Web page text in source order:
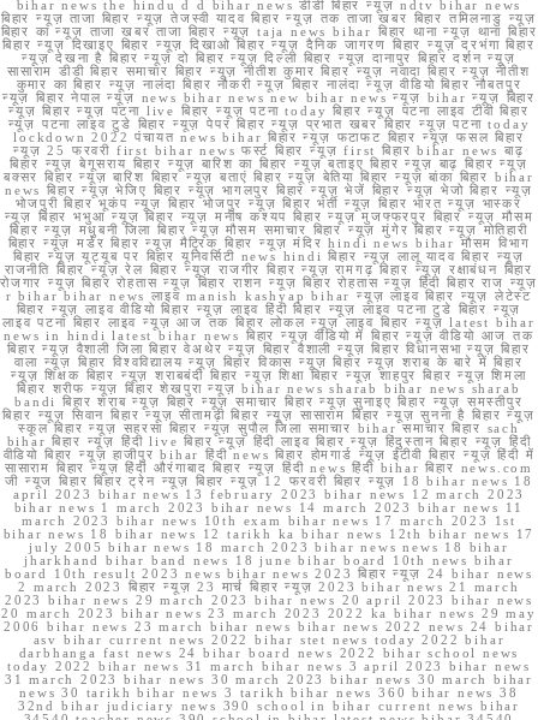
bihar news the hindu d d bihar news डीडी बिहार न्यूज़ ndtv bihar news
बिहार न्यूज़ ताजा बिहार न्यूज़ तेजस्वी यादव बिहार न्यूज़ तक ताजा खबर बिहार तमिलनाडु न्यूज़
बिहार का न्यूज़ ताजा खबर ताजा बिहार न्यूज़ taja news bihar बिहार थाना न्यूज़ थाना बिहार
बिहार न्यूज़ दिखाइए बिहार न्यूज़ दिखाओ बिहार न्यूज़ दैनिक जागरण बिहार न्यूज़ दरभंगा बिहार
न्यूज़ देखना है बिहार न्यूज़ दो बिहार न्यूज़ दिल्ली बिहार न्यूज़ दानापुर बिहार दर्शन न्यूज़
सासाराम डीडी बिहार समाचार बिहार न्यूज़ नीतीश कुमार बिहार न्यूज़ नवादा बिहार न्यूज़ नीतीश
कुमार का बिहार न्यूज़ नालंदा बिहार नौकरी न्यूज़ बिहार नालंदा न्यूज़ वीडियो बिहार नौबतपुर
न्यूज़ बिहार नेपाल न्यूज़ news bihar news new bihar news न्यूज़ bihar न्यूज़ बिहार
न्यूज़ बिहार न्यूज़ पटना live बिहार न्यूज़ पटना today बिहार न्यूज़ पटना लाइव टीवी बिहार
न्यूज़ पटना लाइव टुडे बिहार न्यूज़ पेपर बिहार न्यूज़ प्रभात खबर बिहार न्यूज़ पटना today
lockdown 2022 पंचायत news bihar बिहार न्यूज़ फटाफट बिहार न्यूज़ फसल बिहार
न्यूज़ 25 फरवरी first bihar news फर्स्ट बिहार न्यूज़ first बिहार bihar news बाढ़
बिहार न्यूज़ बेगूसराय बिहार न्यूज़ बारिश का बिहार न्यूज़ बताइए बिहार न्यूज़ बाढ़ बिहार न्यूज़
बक्सर बिहार न्यूज़ बारिश बिहार न्यूज़ बताएं बिहार न्यूज़ बेतिया बिहार न्यूज़ बांका बिहार bihar
news बिहार न्यूज़ भेजिए बिहार न्यूज़ भागलपुर बिहार न्यूज़ भेजें बिहार न्यूज़ भेजो बिहार न्यूज़
भोजपुरी बिहार भूकंप न्यूज़ बिहार भोजपुर न्यूज़ बिहार भर्ती न्यूज़ बिहार भारत न्यूज़ भास्कर
न्यूज़ बिहार भभुआ न्यूज़ बिहार न्यूज़ मनीष कश्यप बिहार न्यूज़ मुजफ्फरपुर बिहार न्यूज़ मौसम
बिहार न्यूज़ मधुबनी जिला बिहार न्यूज़ मौसम समाचार बिहार न्यूज़ मुंगेर बिहार न्यूज़ मोतिहारी
बिहार न्यूज़ मर्डर बिहार न्यूज़ मैट्रिक बिहार न्यूज़ मंदिर hindi news bihar मौसम विभाग
बिहार न्यूज़ यूट्यूब पर बिहार यूनिवर्सिटी news hindi बिहार न्यूज़ लालू यादव बिहार न्यूज़
राजनीति बिहार न्यूज़ रेल बिहार न्यूज़ राजगीर बिहार न्यूज़ रामगढ़ बिहार न्यूज़ रक्षाबंधन बिहार
रोजगार न्यूज़ बिहार रोहतास न्यूज़ बिहार राशन न्यूज़ बिहार रोहतास न्यूज़ हिंदी बिहार राज न्यूज़
r bihar bihar news लाइव manish kashyap bihar न्यूज़ लाइव बिहार न्यूज़ लेटेस्ट
बिहार न्यूज़ लाइव वीडियो बिहार न्यूज़ लाइव हिंदी बिहार न्यूज़ लाइव पटना टुडे बिहार न्यूज़
लाइव पटना बिहार लाइव न्यूज़ आज तक बिहार लोकल न्यूज़ लाइव बिहार न्यूज़ latest bihar
news in hindi latest bihar news बिहार न्यूज़ वीडियो में बिहार न्यूज़ वीडियो आज तक
बिहार न्यूज़ वैशाली जिला बिहार वेअथेर न्यूज़ बिहार वैशाली न्यूज़ बिहार विधानसभा न्यूज़ बिहार
वाला न्यूज़ बिहार विश्वविद्यालय न्यूज़ बिहार विकास न्यूज़ बिहार न्यूज़ शराब के बारे में बिहार
न्यूज़ शिक्षक बिहार न्यूज़ शराबबंदी बिहार न्यूज़ शिक्षा बिहार न्यूज़ शाहपुर बिहार न्यूज़ शिमला
बिहार शरीफ न्यूज़ बिहार शेखपुरा न्यूज़ bihar news sharab bihar news sharab
bandi बिहार शराब न्यूज़ बिहार न्यूज़ समाचार बिहार न्यूज़ सुनाइए बिहार न्यूज़ समस्तीपुर
बिहार न्यूज़ सिवान बिहार न्यूज़ सीतामढ़ी बिहार न्यूज़ सासाराम बिहार न्यूज़ सुनना है बिहार न्यूज़
स्कूल बिहार न्यूज़ सहरसा बिहार न्यूज़ सुपौल जिला समाचार bihar समाचार बिहार sach
bihar बिहार न्यूज़ हिंदी live बिहार न्यूज़ हिंदी लाइव बिहार न्यूज़ हिंदुस्तान बिहार न्यूज़ हिंदी
वीडियो बिहार न्यूज़ हाजीपुर bihar हिंदी news बिहार होमगार्ड न्यूज़ ईटीवी बिहार न्यूज़ हिंदी में
सासाराम बिहार न्यूज़ हिंदी औरंगाबाद बिहार न्यूज़ हिंदी news हिंदी bihar बिहार news.com
जी न्यूज बिहार बिहार ट्रेन न्यूज़ बिहार न्यूज़ 12 फरवरी बिहार न्यूज़ 18 bihar news 18
april 2023 bihar news 13 february 2023 bihar news 12 march 2023
bihar news 1 march 2023 bihar news 14 march 2023 bihar news 11
march 2023 bihar news 10th exam bihar news 17 march 2023 1st
bihar news 18 bihar news 12 tarikh ka bihar news 12th bihar news 17
july 2005 bihar news 18 march 2023 bihar news news 18 bihar
jharkhand bihar band news 18 june bihar board 10th news bihar
board 10th result 2023 news bihar news 2023 बिहार न्यूज़ 24 bihar news
2 march 2023 बिहार न्यूज़ 23 मार्च बिहार न्यूज़ 2023 bihar news 21 march
2023 bihar news 29 march 2023 bihar news 20 april 2023 bihar news
20 march 2023 bihar news 23 march 2023 2022 ka bihar news 29 may
2006 bihar news 23 march bihar news bihar news 2022 news 24 bihar
asv bihar current news 2022 bihar stet news today 2022 bihar
darbhanga fast news 24 bihar board news 2022 bihar school news
today 2022 bihar news 31 march bihar news 3 april 2023 bihar news
31 march 2023 bihar news 30 march 2023 bihar news 30 march bihar
news 30 tarikh bihar news 3 tarikh bihar news 360 bihar news 38
32nd bihar judiciary news 390 school in bihar current news bihar